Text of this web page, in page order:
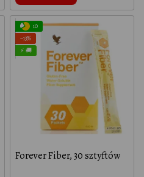
10
−13%
⚡ 🚚
Forever Fiber, 30 sztyftów